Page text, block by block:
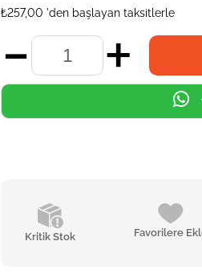
₺257,00 'den başlayan taksitlerle
Kritik Stok Favorilere